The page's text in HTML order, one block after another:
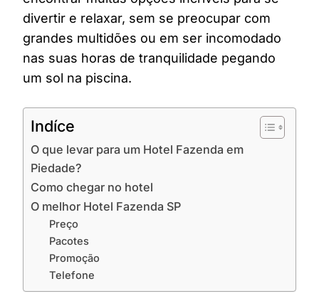
divertir e relaxar, sem se preocupar com
grandes multidões ou em ser incomodado
nas suas horas de tranquilidade pegando
um sol na piscina.
Indíce
O que levar para um Hotel Fazenda em
Piedade?
Como chegar no hotel
O melhor Hotel Fazenda SP
Preço
Pacotes
Promoção
Telefone